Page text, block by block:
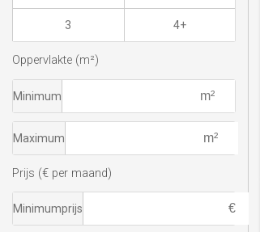
3 4+
Oppervlakte (m²)
Minimum
Maximum
Prijs (€ per maand)
Minimumprijs